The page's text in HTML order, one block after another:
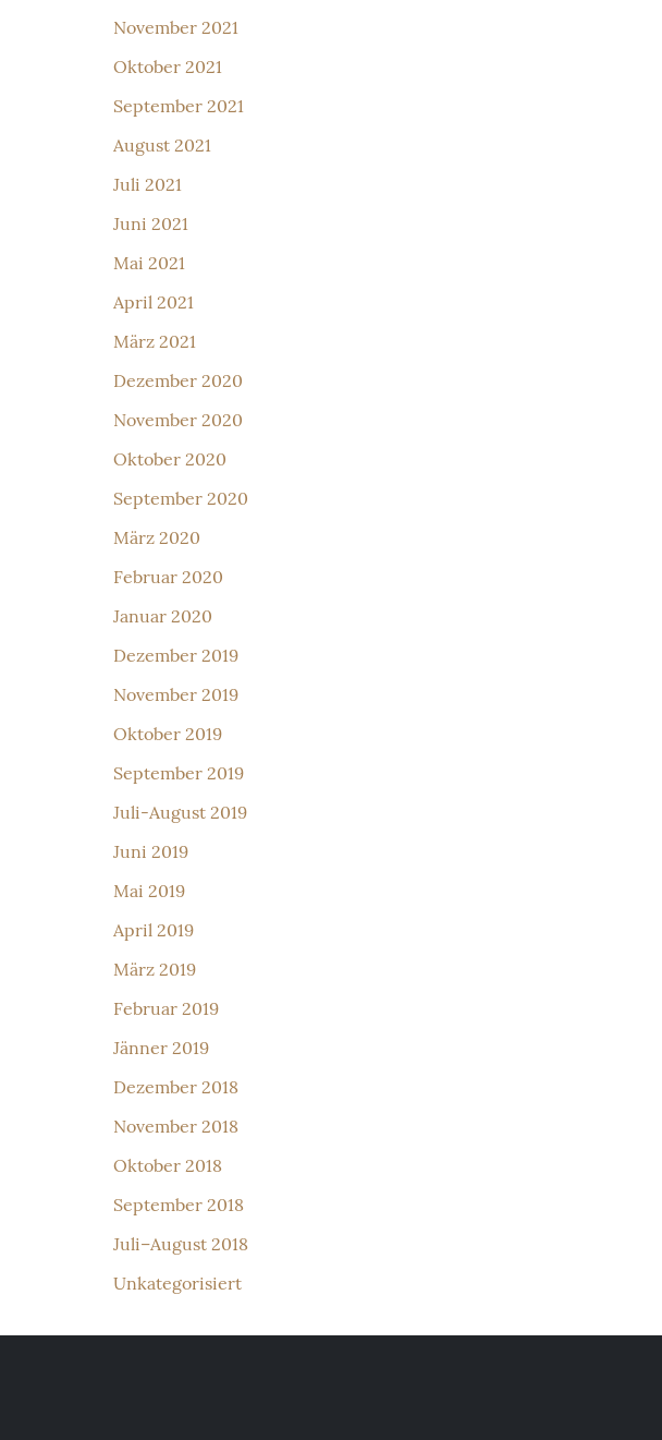
November 2021
Oktober 2021
September 2021
August 2021
Juli 2021
Juni 2021
Mai 2021
April 2021
März 2021
Dezember 2020
November 2020
Oktober 2020
September 2020
März 2020
Februar 2020
Januar 2020
Dezember 2019
November 2019
Oktober 2019
September 2019
Juli-August 2019
Juni 2019
Mai 2019
April 2019
März 2019
Februar 2019
Jänner 2019
Dezember 2018
November 2018
Oktober 2018
September 2018
Juli–August 2018
Unkategorisiert